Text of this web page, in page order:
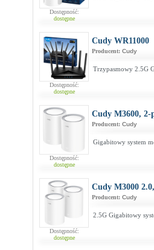
Dostępność:
dostępne
Dostępność:
dostępne
Cudy WR11000
Producent: Cudy
Trzypasmowy 2.5G
Dostępność:
dostępne
Cudy M3600, 2-
Producent: Cudy
Gigabitowy system
Dostępność:
dostępne
Cudy M3000
Producent: Cudy
2.5G Gigabitowy